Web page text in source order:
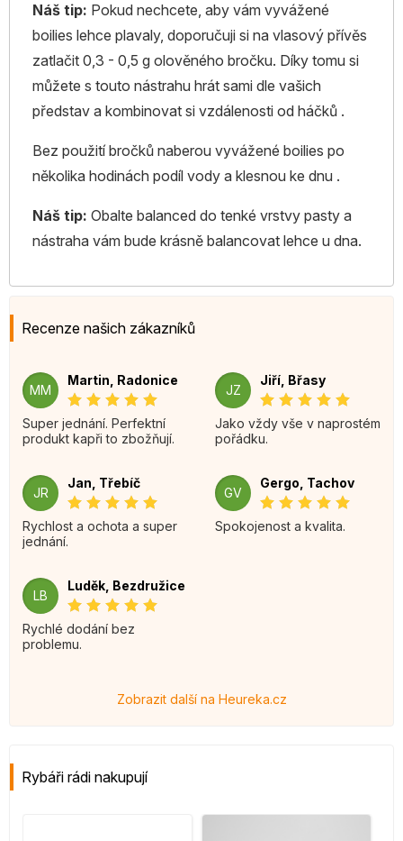
Náš tip: Pokud nechcete, aby vám vyvážené
boilies lehce plavaly, doporučuji si na vlasový přívěs
zatlačit 0,3 - 0,5 g olověného bročku. Díky tomu si
můžete s touto nástrahu hrát sami dle vašich
představ a kombinovat si vzdálenosti od háčků .
Bez použití bročků naberou vyvážené boilies po
několika hodinách podíl vody a klesnou ke dnu .
Náš tip: Obalte balanced do tenké vrstvy pasty a
nástraha vám bude krásně balancovat lehce u dna.
Recenze našich zákazníků
MM
Martin, Radonice
Super jednání. Perfektní
produkt kapři to zbožňují.
JZ
Jiří, Břasy
Jako vždy vše v naprostém
pořádku.
JR
Jan, Třebíč
Rychlost a ochota a super
jednání.
GV
Gergo, Tachov
Spokojenost a kvalita.
LB
Luděk, Bezdružice
Rychlé dodání bez
problemu.
Zobrazit další na Heureka.cz
Rybáři rádi nakupují